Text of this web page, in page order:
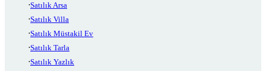
Satılık Arsa
Satılık Villa
Satılık Müstakil Ev
Satılık Tarla
Satılık Yazlık